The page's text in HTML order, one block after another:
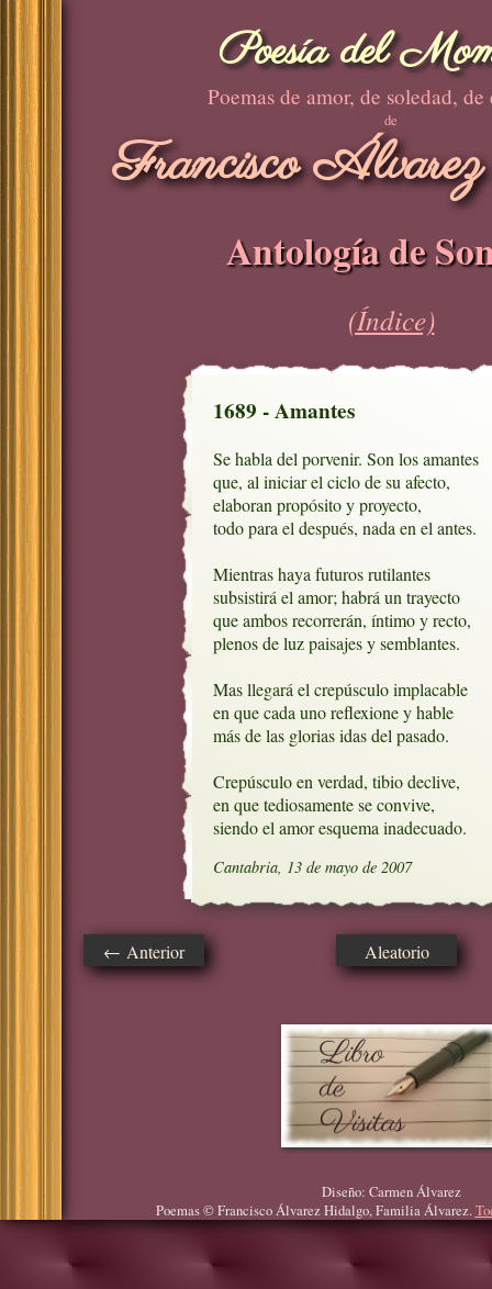
Poesía del
Poemas de amor, de soledad, de
de
Francisco
Antología de
(Índice)
1689 - Amantes
Se habla del porvenir. Son los amantes
que, al iniciar el ciclo de su afecto,
elaboran propósito y proyecto,
todo para el después, nada en el antes.
Mientras haya futuros rutilantes
subsistirá el amor; habrá un trayecto
que ambos recorrerán, íntimo y recto,
plenos de luz paisajes y semblantes.
Mas llegará el crepúsculo implacable
en que cada uno reflexione y hable
más de las glorias idas del pasado.
Crepúsculo en verdad, tibio declive,
en que tediosamente se convive,
siendo el amor esquema inadecuado.
Cantabria, 13 de mayo de 2007
← Anterior Aleatorio
Diseño: Carmen Álvarez
Poemas © Francisco Álvarez Hidalgo, Familia Álvarez.